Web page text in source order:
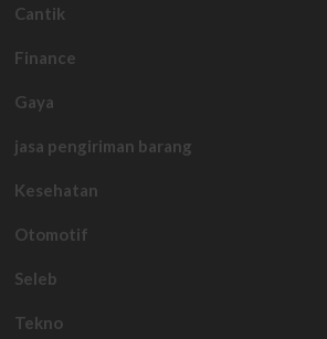
Cantik
Finance
Gaya
jasa pengiriman barang
Kesehatan
Otomotif
Seleb
Tekno